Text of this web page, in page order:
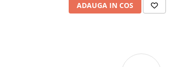
ADAUGA IN COS